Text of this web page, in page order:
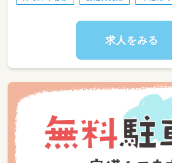
求人をみる